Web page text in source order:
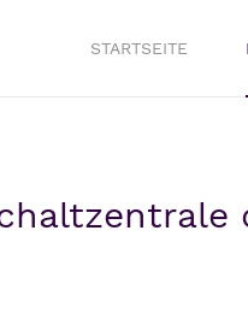
STARTSEITE